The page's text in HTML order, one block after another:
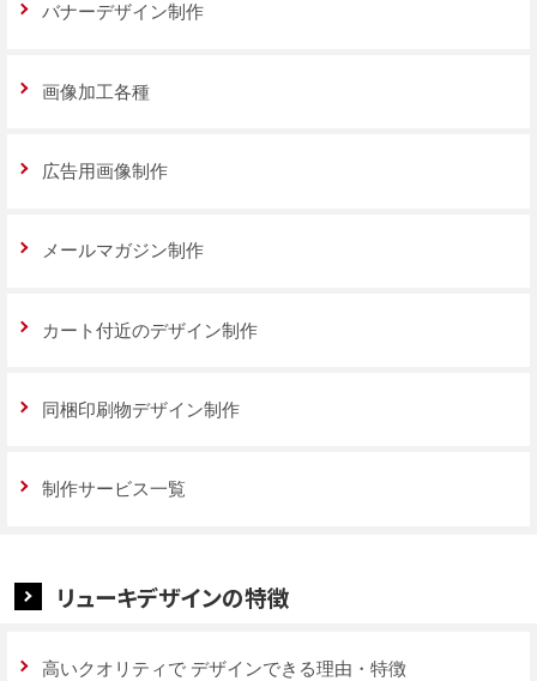
バナーデザイン制作
画像加工各種
広告用画像制作
メールマガジン制作
カート付近のデザイン制作
同梱印刷物デザイン制作
制作サービス一覧
リューキデザインの特徴
高いクオリティで デザインできる理由・特徴